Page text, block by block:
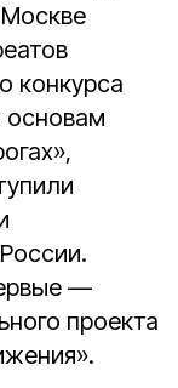
конкурса
основам
—
проекта